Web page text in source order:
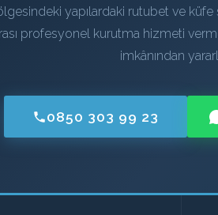
yapılardaki rutubet ve küfe
profesyonel kurutma hizmeti
imkânından
0850 303 99 23